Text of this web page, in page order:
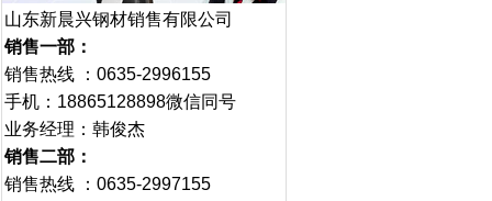
山东新晨兴钢材销售有限公司
销售一部：
销售热线 ：0635-2996155
手机：18865128898微信同号
业务经理：韩俊杰
销售二部：
销售热线 ：0635-2997155